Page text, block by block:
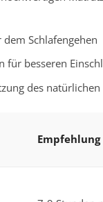
Schlafengehen
für besseren
des natürlichen
Empfehlung